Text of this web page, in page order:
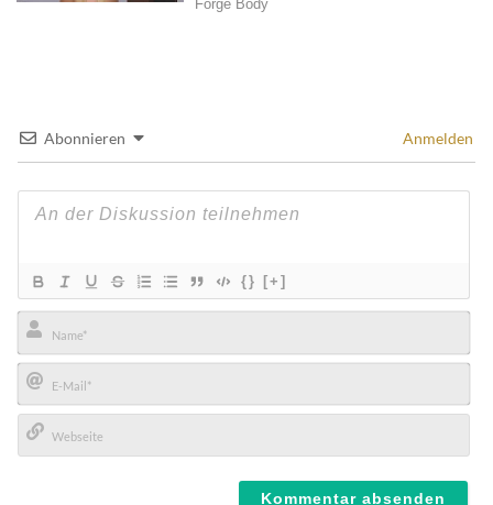
Abonnieren Anmelden
{} [+]
Name*
E-
Mail*